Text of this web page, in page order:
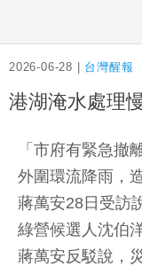
2026-06-28 | 台灣醒報
港湖淹水處理
「市府有緊急撤
外圍環流降雨，
蔣萬安28日受訪
綠營候選人沈伯
蔣萬安反駁說，